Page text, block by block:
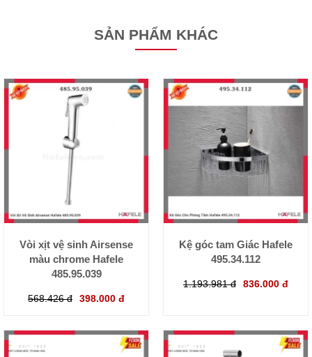
SẢN PHẨM KHÁC
Vòi xịt vệ sinh Airsense
màu chrome Hafele
485.95.039
568.426 đ 398.000 đ
Kệ góc tam Giác Hafele
495.34.112
1.193.981 đ 836.000 đ